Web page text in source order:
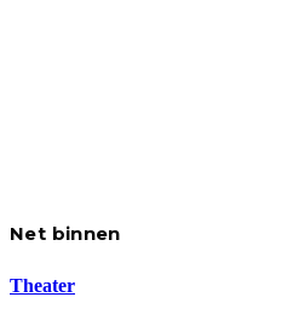
Net binnen
Theater